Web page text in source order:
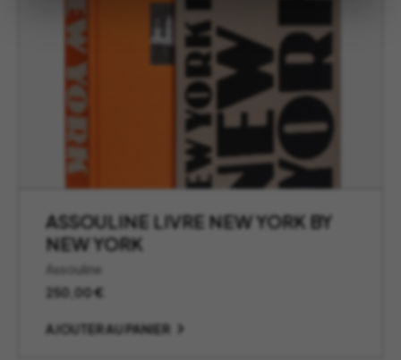
ASSOULINE LIVRE NEW YORK BY
NEW YORK
Assouline
250,00€
AJOUTER AU PANIER